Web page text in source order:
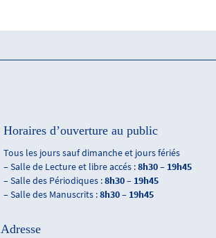
Horaires d’ouverture au public
Tous les jours sauf dimanche et jours fériés
– Salle de Lecture et libre accés :8h30 – 19h45
– Salle des Périodiques :8h30 – 19h45
– Salle des Manuscrits :8h30 – 19h45
Adresse